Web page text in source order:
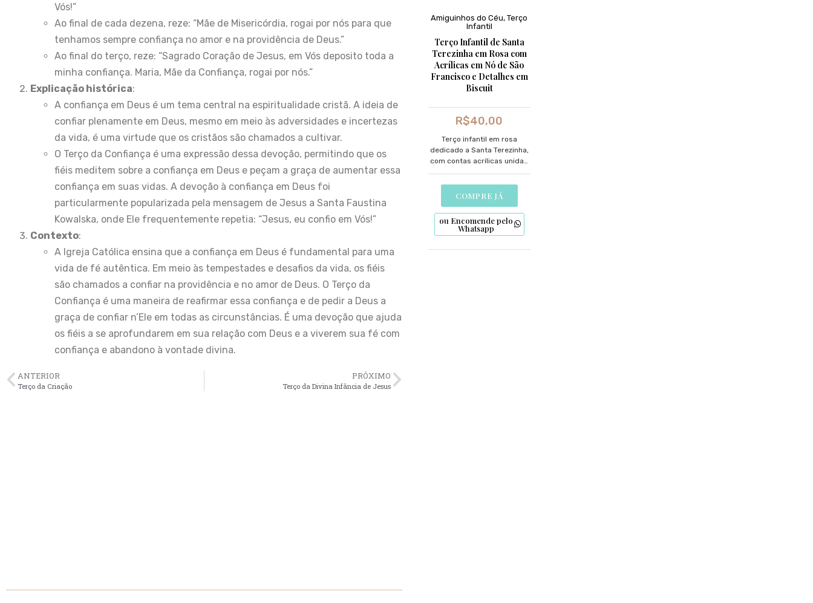
Vós!”
Ao final de cada dezena, reze: “Mãe de Misericórdia, rogai por nós para que
tenhamos sempre confiança no amor e na providência de Deus.”
Ao final do terço, reze: “Sagrado Coração de Jesus, em Vós deposito toda a
minha confiança. Maria, Mãe da Confiança, rogai por nós.”
Explicação histórica:
A confiança em Deus é um tema central na espiritualidade cristã. A ideia de
confiar plenamente em Deus, mesmo em meio às adversidades e incertezas
da vida, é uma virtude que os cristãos são chamados a cultivar.
O Terço da Confiança é uma expressão dessa devoção, permitindo que os
fiéis meditem sobre a confiança em Deus e peçam a graça de aumentar essa
confiança em suas vidas. A devoção à confiança em Deus foi
particularmente popularizada pela mensagem de Jesus a Santa Faustina
Kowalska, onde Ele frequentemente repetia: “Jesus, eu confio em Vós!”
Contexto:
A Igreja Católica ensina que a confiança em Deus é fundamental para uma
vida de fé autêntica. Em meio às tempestades e desafios da vida, os fiéis
são chamados a confiar na providência e no amor de Deus. O Terço da
Confiança é uma maneira de reafirmar essa confiança e de pedir a Deus a
graça de confiar n’Ele em todas as circunstâncias. É uma devoção que ajuda
os fiéis a se aprofundarem em sua relação com Deus e a viverem sua fé com
confiança e abandono à vontade divina.
ANTERIOR
Terço da Criação
PRÓXIMO
Terço da Divina Infância de Jesus
Amiguinhos do Céu,Terço
Infantil
Terço Infantil de Santa
Terezinha em Rosa com
Acrílicas em Nó de São
Francisco e Detalhes em
Biscuit
R$40,00
Terço infantil em rosa
dedicado a Santa Terezinha,
com contas acrílicas unidas
biscuit. Uma expressão de fé
COMPRE JÁ
ou Encomende pelo
Whatsapp